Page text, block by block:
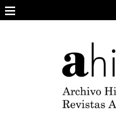
ARCHIVO DE REVISTAS
ESTUDIOS CRÍTICOS